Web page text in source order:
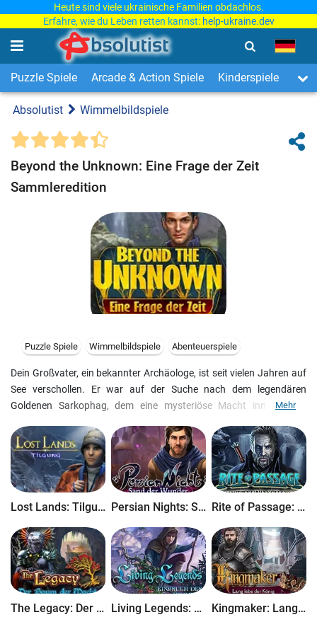
Heute sind viele ukrainische Familien obdachlos.
Erfahre, wie du Leben retten kannst: help-ukraine.dev
Puzzle Spiele Arcade & Action Spiele Kinderspiele 3-
Absolutist Wimmelbildspiele
Beyond the Unknown: Eine Frage der Zeit
Sammleredition
Puzzle Spiele Wimmelbildspiele Abenteuerspiele
Dein Großvater, ein bekannter Archäologe, ist seit vielen Jahren auf
See verschollen. Er war auf der Suche nach dem legendären
Goldenen Sarkophag, dem eine mysteriöse Macht innewohnen
wieder, die auch Dein Großvater aufsuchen wollte. Wird es Dir
gelingen, hinter das Geheimnis des Goldenen Sarkophags zu
kommen und herauszufinden, welches Schicksal Deinen Großvater
ereilte?Dies ist eine exklusive Sammleredition voller Extras, die nicht
in der Standardedition enthalten sind.
Mehr
Lost Lands: Tilgung Persian Nights: Sand der Wunder Rite of Passage: Schwert und Schatten
The Legacy: Der Baum der Macht Living Legends: Einbruch des Himmels Kingmaker: Lang lebe der König